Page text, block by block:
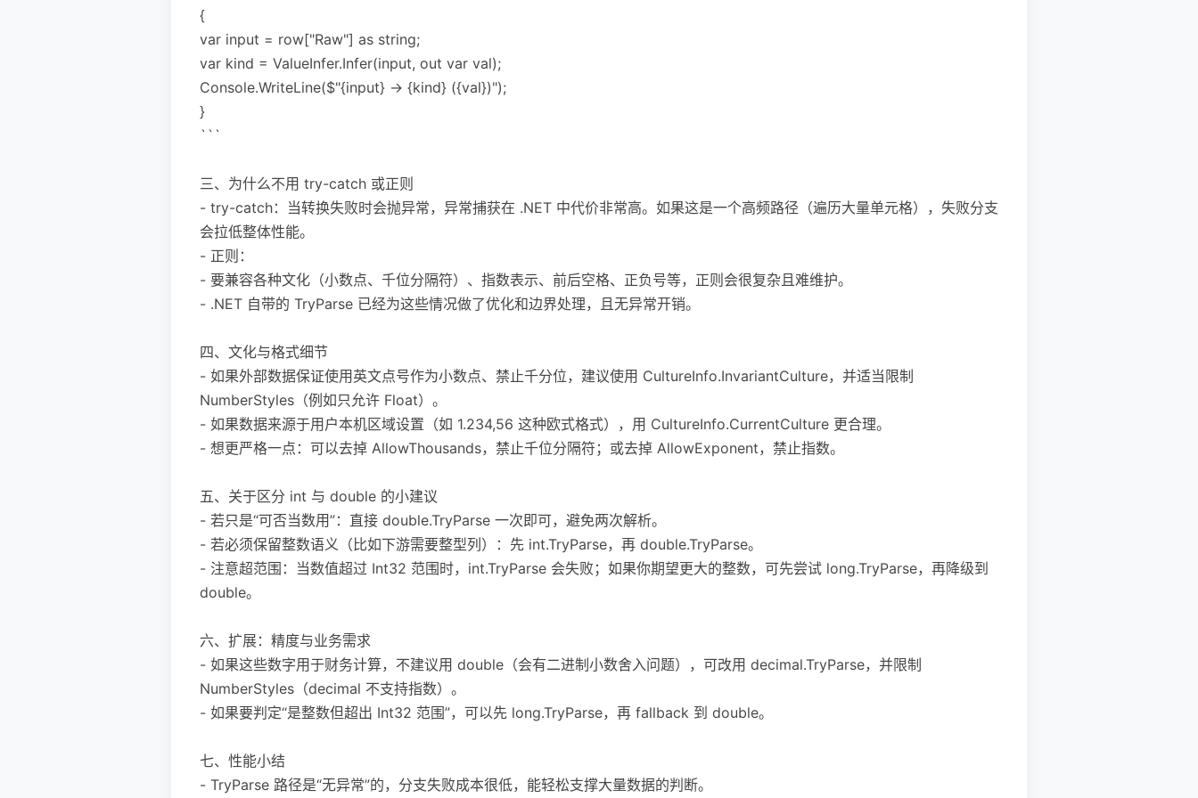
{
var input = row["Raw"] as string;
var kind = ValueInfer.Infer(input, out var val);
Console.WriteLine($"{input} -> {kind} ({val})");
}
```
三、为什么不用 try-catch 或正则
- try-catch：当转换失败时会抛异常，异常捕获在 .NET 中代价非常高。如果这是一个高频路径（遍历大量单元格），失败分支
会拉低整体性能。
- 正则：
- 要兼容各种文化（小数点、千位分隔符）、指数表示、前后空格、正负号等，正则会很复杂且难维护。
- .NET 自带的 TryParse 已经为这些情况做了优化和边界处理，且无异常开销。
四、文化与格式细节
- 如果外部数据保证使用英文点号作为小数点、禁止千分位，建议使用 CultureInfo.InvariantCulture，并适当限制
NumberStyles（例如只允许 Float）。
- 如果数据来源于用户本机区域设置（如 1.234,56 这种欧式格式），用 CultureInfo.CurrentCulture 更合理。
- 想更严格一点：可以去掉 AllowThousands，禁止千位分隔符；或去掉 AllowExponent，禁止指数。
五、关于区分 int 与 double 的小建议
- 若只是“可否当数用”：直接 double.TryParse 一次即可，避免两次解析。
- 若必须保留整数语义（比如下游需要整型列）：先 int.TryParse，再 double.TryParse。
- 注意超范围：当数值超过 Int32 范围时，int.TryParse 会失败；如果你期望更大的整数，可先尝试 long.TryParse，再降级到
double。
六、扩展：精度与业务需求
- 如果这些数字用于财务计算，不建议用 double（会有二进制小数舍入问题），可改用 decimal.TryParse，并限制
NumberStyles（decimal 不支持指数）。
- 如果要判定“是整数但超出 Int32 范围”，可以先 long.TryParse，再 fallback 到 double。
七、性能小结
- TryParse 路径是“无异常”的，分支失败成本很低，能轻松支撑大量数据的判断。